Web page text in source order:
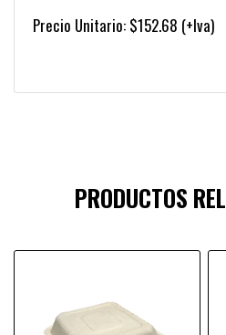
Precio Unitario: $152.68 (+Iva)
PRODUCTOS